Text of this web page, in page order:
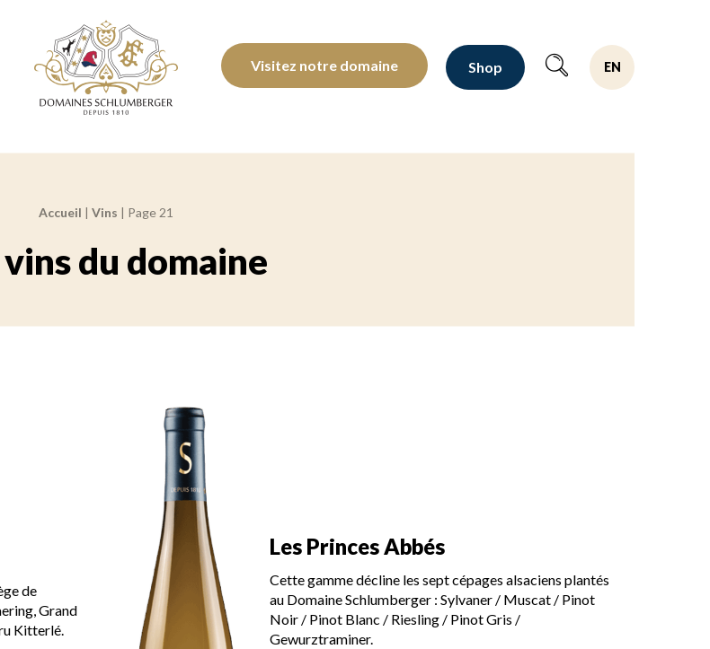
Domaines Schlumberger Vignerons 100% récoltants depuis 1810
Visitez notre domaine Shop EN
Accueil | Vins | Page 21
vins du domaine
de
Grand
Kitterlé.
Les Princes Abbés
Cette gamme décline les sept cépages alsaciens plantés
au Domaine Schlumberger : Sylvaner / Muscat / Pinot
Noir / Pinot Blanc / Riesling / Pinot Gris /
Gewurztraminer.